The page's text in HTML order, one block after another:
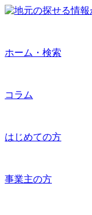
ホーム・検索
コラム
はじめての方
事業主の方